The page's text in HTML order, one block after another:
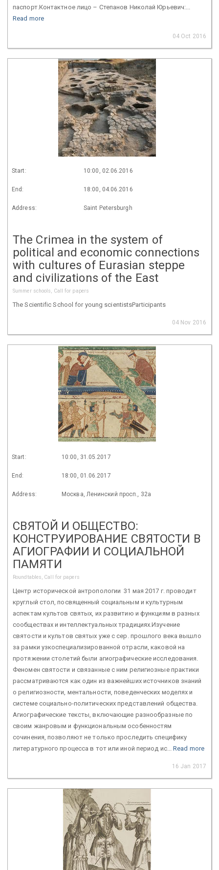
паспорт.Контактное лицо – Степанов Николай Юрьевич:...
Read more
04 Oct 2016
Start: 10:00, 02.06.2016
End: 18:00, 04.06.2016
Address: Saint Petersburgh
The Crimea in the system of
political and economic connections
with cultures of Eurasian steppe
and civilizations of the East
Summer schools, Call for papers
The Scientific School for young scientistsParticipants
04 Nov 2016
Start: 10:00, 31.05.2017
End: 18:00, 01.06.2017
Address: Москва, Ленинский просп., 32а
СВЯТОЙ И ОБЩЕСТВО:
КОНСТРУИРОВАНИЕ СВЯТОСТИ В
АГИОГРАФИИ И СОЦИАЛЬНОЙ
ПАМЯТИ
Roundtables, Call for papers
Центр исторической антропологии 31 мая 2017 г. проводит
круглый стол, посвященный социальным и культурным
аспектам культов святых, их развитию и функциям в разных
сообществах и интеллектуальных традициях.Изучение
святости и культов святых уже с сер. прошлого века вышло
за рамки узкоспециализированной отрасли, каковой на
протяжении столетий были агиографические исследования.
Феномен святости и связанные с ним религиозные практики
рассматриваются как один из важнейших источников знаний
о религиозности, ментальности, поведенческих моделях и
системе социально-политических представлений общества.
Агиографические тексты, включающие разнообразные по
своим жанровым и функциональным особенностям
сочинения, позволяют не только проследить специфику
литературного процесса в тот или иной период ис...Read more
16 Jan 2017